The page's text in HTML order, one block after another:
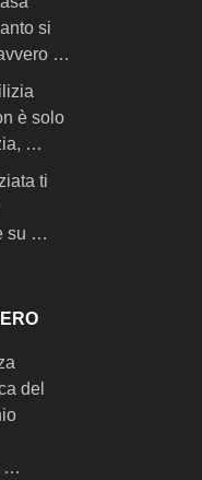
si
…
è solo
…
ti
su …
del
…